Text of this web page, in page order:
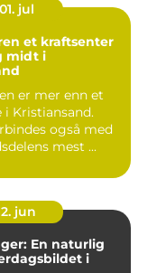
01. jul
midt i
er mer enn et
i Kristiansand.
også med
mest ...
jun
En naturlig
i